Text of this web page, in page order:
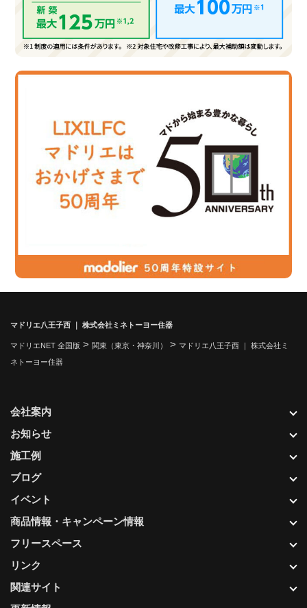
マドリエ八王子西 ｜ 株式会社ミネトーヨー住器
マドリエNET 全国版 > 関東（東京・神奈川） > マドリエ八王子西 ｜ 株式会社ミ
ネトーヨー住器
会社案内
お知らせ
施工例
ブログ
イベント
商品情報・キャンペーン情報
フリースペース
リンク
関連サイト